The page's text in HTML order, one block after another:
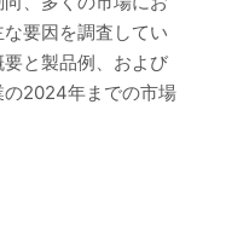
要因を調査してい
と製品例、および
2024年までの市場